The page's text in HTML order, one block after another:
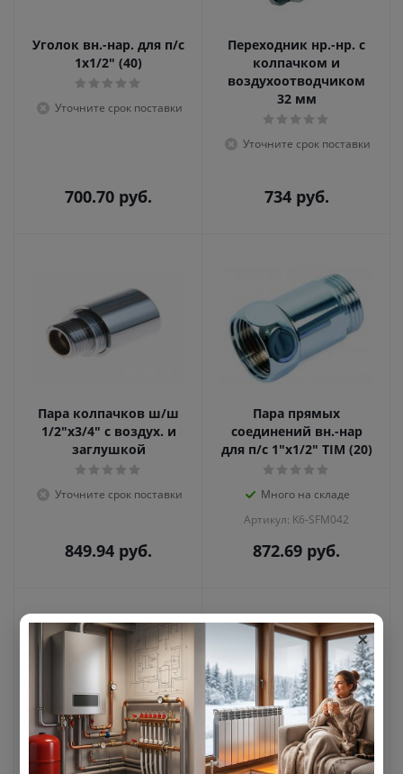
Уголок вн.-нар. для п/с
1х1/2" (40)
Уточните срок поставки
700.70 руб.
Переходник нр.-нр. с
колпачком и
воздухоотводчиком
32 мм
Уточните срок поставки
734руб.
Пара колпачков ш/ш
1/2"х3/4" с воздух. и
заглушкой
Уточните срок поставки
849.94 руб.
Пара прямых
соединений вн.-нар
для п/с 1"х1/2" TIM (20)
Много на складе
Артикул: K6-SFM042
872.69 руб.
Пара колпачков с
Пара прямых
×